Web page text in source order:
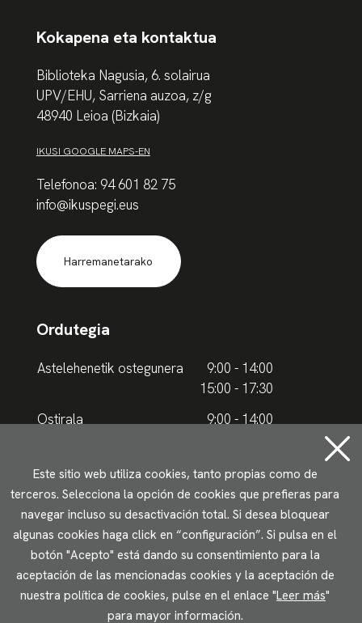
Kokapena eta kontaktua
Biblioteka Nagusia, 6. solairua
UPV/EHU, Sarriena auzoa, z/g
48940 Leioa (Bizkaia)
IKUSI GOOGLE MAPS-EN
Telefonoa: 94 601 82 75
info@ikuspegi.eus
Harremanetarako
Ordutegia
Astelehenetik ostegunera
9:00 - 14:00
15:00 - 17:30
Ostirala
9:00 - 14:00
Udako ordutegia
Astelehenetik ostegunera
9.00 - 15.00
Ostirala
9:00 - 14:00
Lege oharrak Pribatutasun politika
Cookieen erabilera
Irisgarritasun
Este sitio web utiliza cookies, tanto propias como de
terceros. Selecciona la opción de cookies que prefieras para
navegar incluso su desactivación total. Si desea bloquear
algunas cookies haga click en “configuración”. Si pulsa en el
botón "Acepto" está dando su consentimiento para la
aceptación de las mencionadas cookies y la aceptación de
nuestra política de cookies, pulse en el enlace "Leer más"
para mayor información.